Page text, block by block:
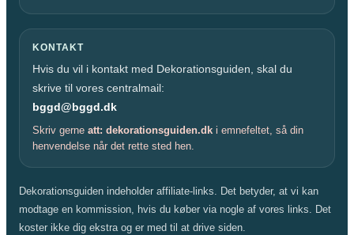
KONTAKT
Hvis du vil i kontakt med Dekorationsguiden, skal du
skrive til vores centralmail:
bggd@bggd.dk
Skriv gerne att: dekorationsguiden.dk i emnefeltet, så din
henvendelse når det rette sted hen.
Dekorationsguiden indeholder affiliate-links. Det betyder, at vi kan
modtage en kommission, hvis du køber via nogle af vores links. Det
koster ikke dig ekstra og er med til at drive siden.